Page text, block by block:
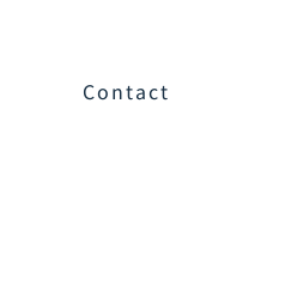
Contact